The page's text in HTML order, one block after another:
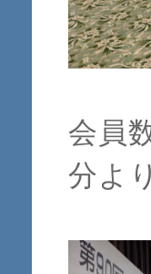
会員
分よ